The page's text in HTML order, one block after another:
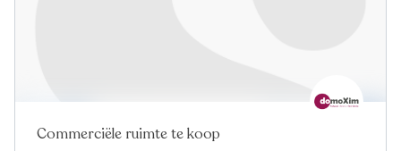
Nieuw
Commerciële ruimte te koop